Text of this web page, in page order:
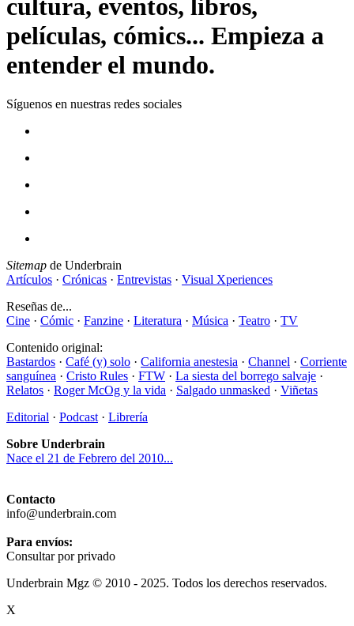
cultura, eventos, libros,
películas, cómics... Empieza a
entender el mundo.
Síguenos en nuestras redes sociales
Sitemap de Underbrain
Artículos · Crónicas · Entrevistas · Visual Xperiences
Reseñas de...
Cine · Cómic · Fanzine · Literatura · Música · Teatro · TV
Contenido original:
Bastardos · Café (y) solo · California anestesia · Channel · Corriente
sanguínea · Cristo Rules · FTW · La siesta del borrego salvaje ·
Relatos · Roger McOg y la vida · Salgado unmasked · Viñetas
Editorial · Podcast · Librería
Sobre Underbrain
Nace el 21 de Febrero del 2010...
Contacto
info@underbrain.com
Para envíos:
Consultar por privado
Underbrain Mgz © 2010 - 2025. Todos los derechos reservados.
X